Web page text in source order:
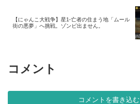
【にゃんこ大戦争】星1-亡者の住まう地「ムール
街の悪夢」へ挑戦。ゾンビ出ません。
コメント
コメントを書き込む